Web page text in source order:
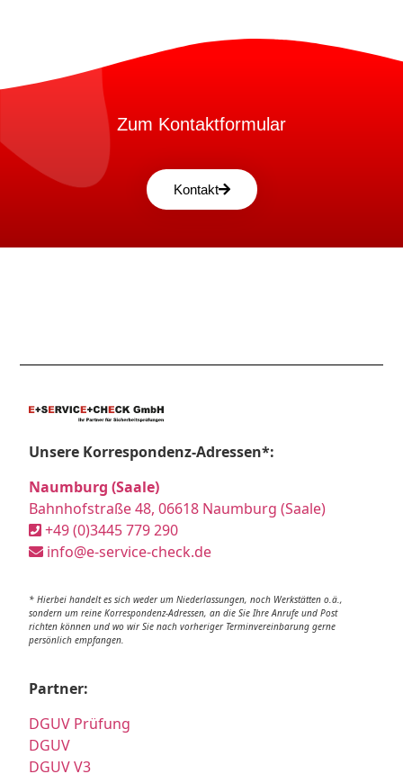
Zum Kontaktformular
Kontakt
Unsere Korrespondenz-Adressen*:
Naumburg (Saale)
Bahnhofstraße 48, 06618 Naumburg (Saale)
+49 (0)3445 779 290
info@e-service-check.de
* Hierbei handelt es sich weder um Niederlassungen, noch Werkstätten o.ä.,
sondern um reine Korrespondenz-Adressen, an die Sie Ihre Anrufe und Post
richten können und wo wir Sie nach vorheriger Terminvereinbarung gerne
persönlich empfangen.
Partner:
DGUV Prüfung
DGUV
DGUV V3